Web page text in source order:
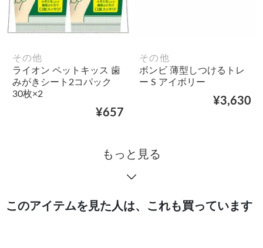
その他
ライオン ペットキッス 歯
みがきシート2コパック
30枚×2
¥657
その他
ボンビ 薄型しつけるトレ
ー S アイボリー
¥3,630
もっと見る
このアイテムを見た人は、これも買っています